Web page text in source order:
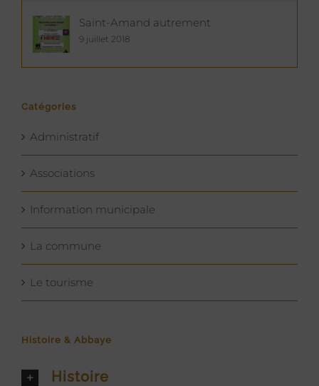
Saint-Amand autrement
9 juillet 2018
Catégories
Administratif
Associations
Information municipale
La commune
Le tourisme
Histoire & Abbaye
Histoire